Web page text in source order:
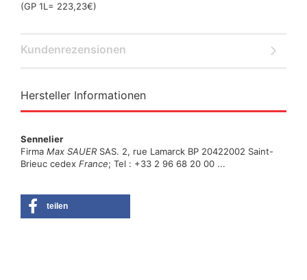
(GP 1L= 223,23€)
Kundenrezensionen
Hersteller Informationen
Sennelier
Firma Max SAUER SAS. 2, rue Lamarck BP 20422002 Saint-
Brieuc cedex France; Tel : +33 2 96 68 20 00 ...
teilen